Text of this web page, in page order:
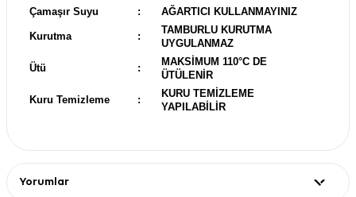
Çamaşır Suyu
: AĞARTICI KULLANMAYINIZ
Kurutma :
TAMBURLU KURUTMA
UYGULANMAZ
Ütü :
MAKSİMUM 110°C DE
ÜTÜLENİR
Kuru Temizleme :
KURU TEMİZLEME
YAPILABİLİR
Yorumlar